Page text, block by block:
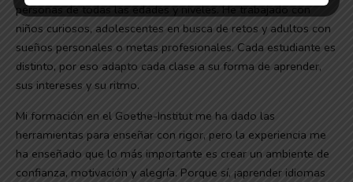
personas de todas las edades y niveles. He trabajado con
niños curiosos, adolescentes en busca de retos y adultos con
sueños personales o metas profesionales. Cada estudiante es
distinto, por eso adapto cada clase a su forma de aprender,
sus intereses y su ritmo.
Mi formación en el Goethe-Institut me ha dado las
herramientas para enseñar con rigor, pero la experiencia me
ha enseñado que lo más importante es crear un ambiente de
confianza, motivación y alegría. Porque sí, ¡aprender idiomas